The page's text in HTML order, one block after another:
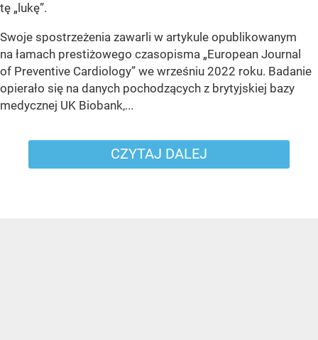
tę „lukę”.
Swoje spostrzeżenia zawarli w artykule opublikowanym
na łamach prestiżowego czasopisma „European Journal
of Preventive Cardiology” we wrześniu 2022 roku. Badanie
opierało się na danych pochodzących z brytyjskiej bazy
medycznej UK Biobank,...
CZYTAJ DALEJ